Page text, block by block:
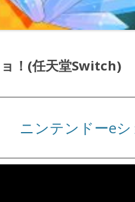
おしゃべり！ホリジョ！(任天堂
SWITCH)
！(任天堂Switch)
ニンテンドーe